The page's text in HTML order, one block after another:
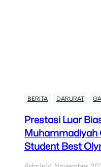
BERITA DARURAT
Prestasi Luar
Muhammadiyah
Student Best